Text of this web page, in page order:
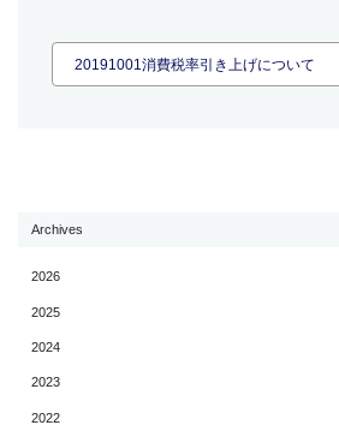
20191001消費税率引き上げについて
Archives
2026
2025
2024
2023
2022